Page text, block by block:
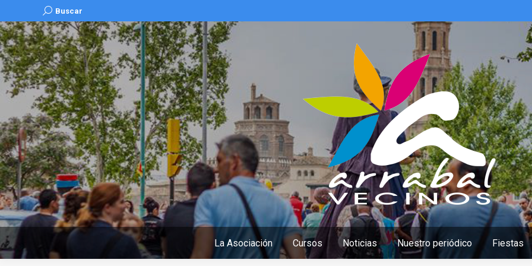
Buscar:
Buscar
La Asociación Cursos Noticias Nuestro periódico Fiestas